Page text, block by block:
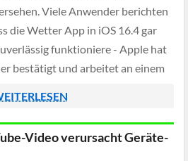
Viele Anwender berichten
die Wetter App in iOS 16.4 gar
funktioniere - Apple hat
bestätigt und arbeitet an einem
Video verursacht Geräte-